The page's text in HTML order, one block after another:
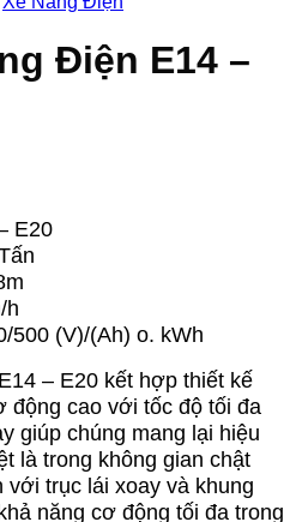
Điện E14 –
E20
h
500 (V)/(Ah) o. kWh
– E20 kết hợp thiết kế
động cao với tốc độ tối đa
giúp chúng mang lại hiệu
là trong không gian chật
với trục lái xoay và khung
năng cơ động tối đa trong